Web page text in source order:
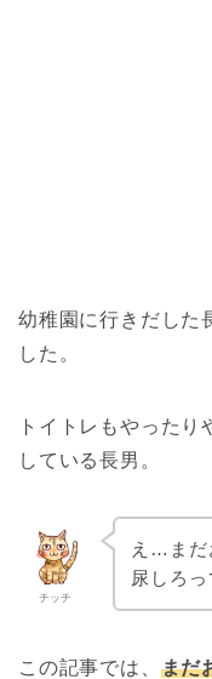
幼稚園に行きだした
した。
トイトレもやった
している長男。
チッチ
え…まだ
尿しろ
この記事では、 まだ